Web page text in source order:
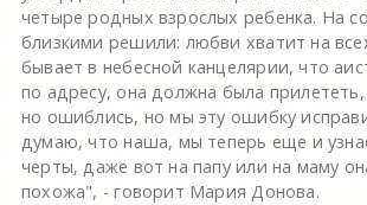
четыре родных взрослых ребенка. На
близкими решили: любви хватит на
бывает в небесной канцелярии, что
по адресу, она должна была
но ошиблись, но мы эту ошибку
думаю, что наша, мы теперь еще и
черты, даже вот на папу или на маму
похожа", - говорит Мария Донова.